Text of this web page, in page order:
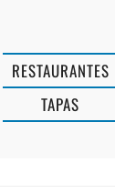
RESTAURANTES
TAPAS